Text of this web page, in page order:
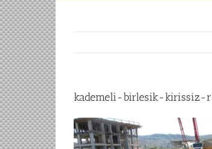
kademeli-birlesik-kirissiz-